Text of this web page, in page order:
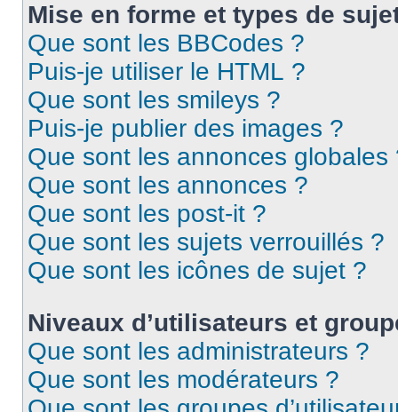
Mise en forme et types de
Que sont les BBCodes ?
Puis-je utiliser le HTML ?
Que sont les smileys ?
Puis-je publier des images ?
Que sont les annonces globales
Que sont les annonces ?
Que sont les post-it ?
Que sont les sujets verrouillés ?
Que sont les icônes de sujet ?
Niveaux d’utilisateurs et
Que sont les administrateurs ?
Que sont les modérateurs ?